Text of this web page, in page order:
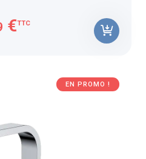
€TTC
EN PROMO !